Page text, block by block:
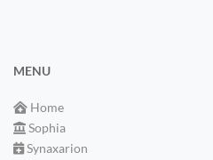
MENU
Home
Sophia
Synaxarion